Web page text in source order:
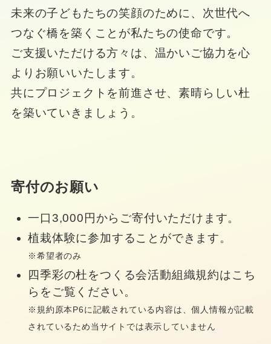
未来の子どもたちの笑顔のために、次世代へ
つなぐ橋を築くことが私たちの使命です。
ご支援いただける方々は、温かいご協力を心
よりお願いいたします。
共にプロジェクトを前進させ、素晴らしい杜
を築いていきましょう。
寄付のお願い
一口3,000円からご寄付いただけます。
植栽体験に参加することができます。
※希望者のみ
四季彩の杜をつくる会活動組織規約はこち
らをご覧ください。
※規約原本P6に記載されている内容は、個人情報が記載
されているため当サイトでは表示していません